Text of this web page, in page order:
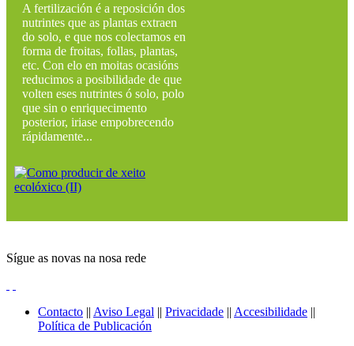
A fertilización é a reposición dos
nutrintes que as plantas extraen
do solo, e que nos colectamos en
forma de froitas, follas, plantas,
etc. Con elo en moitas ocasións
reducimos a posibilidade de que
volten eses nutrintes ó solo, polo
que sin o enriquecimento
posterior, iriase empobrecendo
rápidamente...
Sígue as novas na nosa rede
Contacto || Aviso Legal || Privacidade || Accesibilidade ||
Política de Publicación